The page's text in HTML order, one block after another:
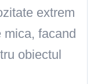
extrem
mica, facand
obiectul